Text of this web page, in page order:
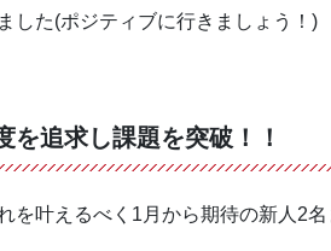
した(ポジティブに行きましょう！)
追求し課題を突破！！
叶えるべく1月から期待の新人2